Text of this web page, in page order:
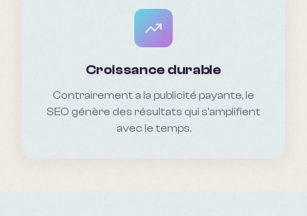
Croissance durable
Contrairement a la publicité payante, le
SEO génère des résultats qui s'amplifient
avec le temps.